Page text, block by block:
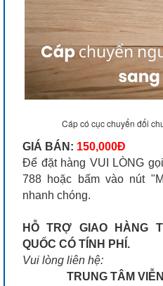
Cáp có cục chuyển đổi
GIÁ BÁN: 150,000Đ
Để đặt hàng VUI LÒNG
788 hoặc bấm vào nút
nhanh chóng.
HỖ TRỢ GIAO HÀNG
QUỐC CÓ TÍNH PHÍ.
Vui lòng liên hệ:
TRUNG TÂM